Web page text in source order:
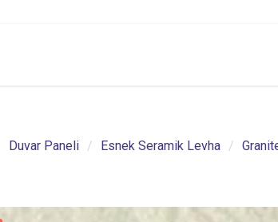
Duvar Paneli / Esnek Seramik Levha /